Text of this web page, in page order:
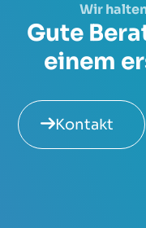
Wir
Gute
einem
Kontakt